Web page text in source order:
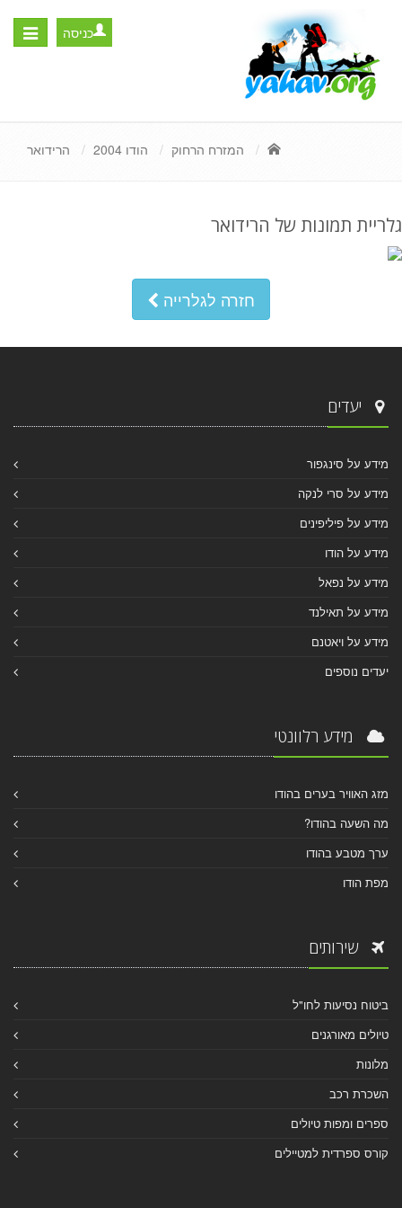
Toggle
כניסה
המזרח הרחוק הודו 2004 הרידואר
גלריית תמונות של הרידואר
חזרה לגלרייה
יעדים
מידע על סינגפור
מידע על סרי לנקה
מידע על פיליפינים
מידע על הודו
מידע על נפאל
מידע על תאילנד
מידע על ויאטנם
יעדים נוספים
מידע רלוונטי
מזג האוויר בערים בהודו
מה השעה בהודו?
ערך מטבע בהודו
מפת הודו
שירותים
ביטוח נסיעות לחו"ל
טיולים מאורגנים
מלונות
השכרת רכב
ספרים ומפות טיולים
קורס ספרדית למטיילים